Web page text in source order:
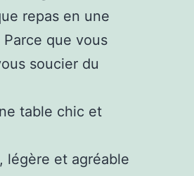
repas en une
que vous
soucier du
table chic et
légère et agréable